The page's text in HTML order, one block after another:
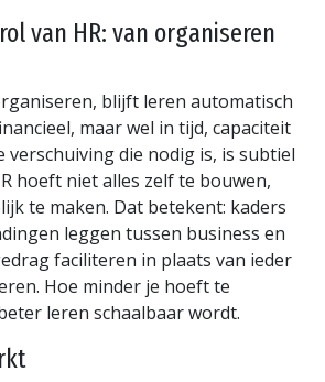
van HR: van organiseren
blijft leren automatisch
maar wel in tijd, capaciteit
verschuiving die nodig is, is subtiel
hoeft niet alles zelf te bouwen,
te maken. Dat betekent: kaders
leggen tussen business en
faciliteren in plaats van ieder
Hoe minder je hoeft te
leren schaalbaar wordt.